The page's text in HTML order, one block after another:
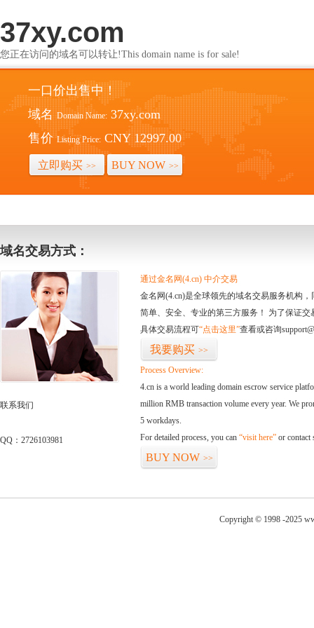
37xy.com
您正在访问的域名可以转让!This domain name is for sale!
一口价出售中！
域名 Domain Name: 37xy.com
售价 Listing Price: CNY 12997.00
立即购买 >> BUY NOW >>
域名交易方式：
联系我们
QQ：2726103981
通过金名网(4.cn) 中介交易
金名网(4.cn)是全球领先的域名交易服务机构
简单、安全、专业的第三方服务！ 为了保证
具体交易流程可“点击这里”查看或咨询
我要购买 >>
Process Overview:
4.cn is a world leading domain escrow service
million RMB transaction volume every year. We
5 workdays.
For detailed process, you can “visit here” or contact
BUY NOW >>
Copyright © 1998 -2025